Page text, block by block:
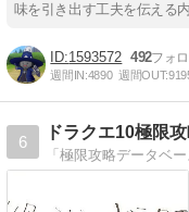
味を引き出す工夫を伝える
1593572 492
週間IN:4890 週間OUT:
6
ドラクエ10極限